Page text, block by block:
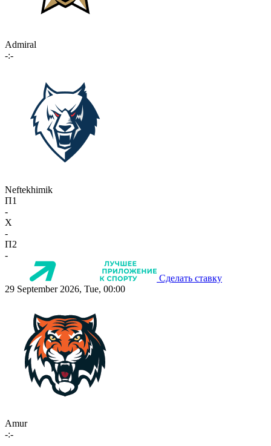
Admiral
-:-
Neftekhimik
П1
-
X
-
П2
-
Сделать ставку
29 September 2026, Tue, 00:00
Amur
-:-